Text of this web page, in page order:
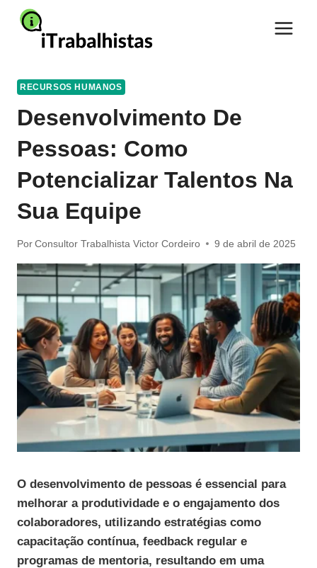
Pular
para
RECURSOS HUMANOS
Desenvolvimento De
Pessoas: Como
Potencializar Talentos Na
Sua Equipe
Por Consultor Trabalhista Victor Cordeiro 9 de abril de 2025
O desenvolvimento de pessoas é essencial para
melhorar a produtividade e o engajamento dos
colaboradores, utilizando estratégias como
capacitação contínua, feedback regular e
programas de mentoria, resultando em uma